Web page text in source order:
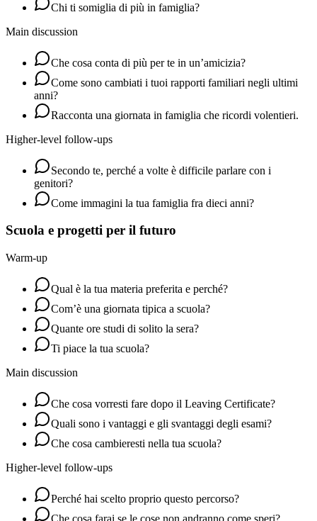
Chi ti somiglia di più in famiglia?
Main discussion
Che cosa conta di più per te in un’amicizia?
Come sono cambiati i tuoi rapporti familiari negli ultimi
anni?
Racconta una giornata in famiglia che ricordi volentieri.
Higher-level follow-ups
Secondo te, perché a volte è difficile parlare con i
genitori?
Come immagini la tua famiglia fra dieci anni?
Scuola e progetti per il futuro
Warm-up
Qual è la tua materia preferita e perché?
Com’è una giornata tipica a scuola?
Quante ore studi di solito la sera?
Ti piace la tua scuola?
Main discussion
Che cosa vorresti fare dopo il Leaving Certificate?
Quali sono i vantaggi e gli svantaggi degli esami?
Che cosa cambieresti nella tua scuola?
Higher-level follow-ups
Perché hai scelto proprio questo percorso?
Che cosa farai se le cose non andranno come speri?